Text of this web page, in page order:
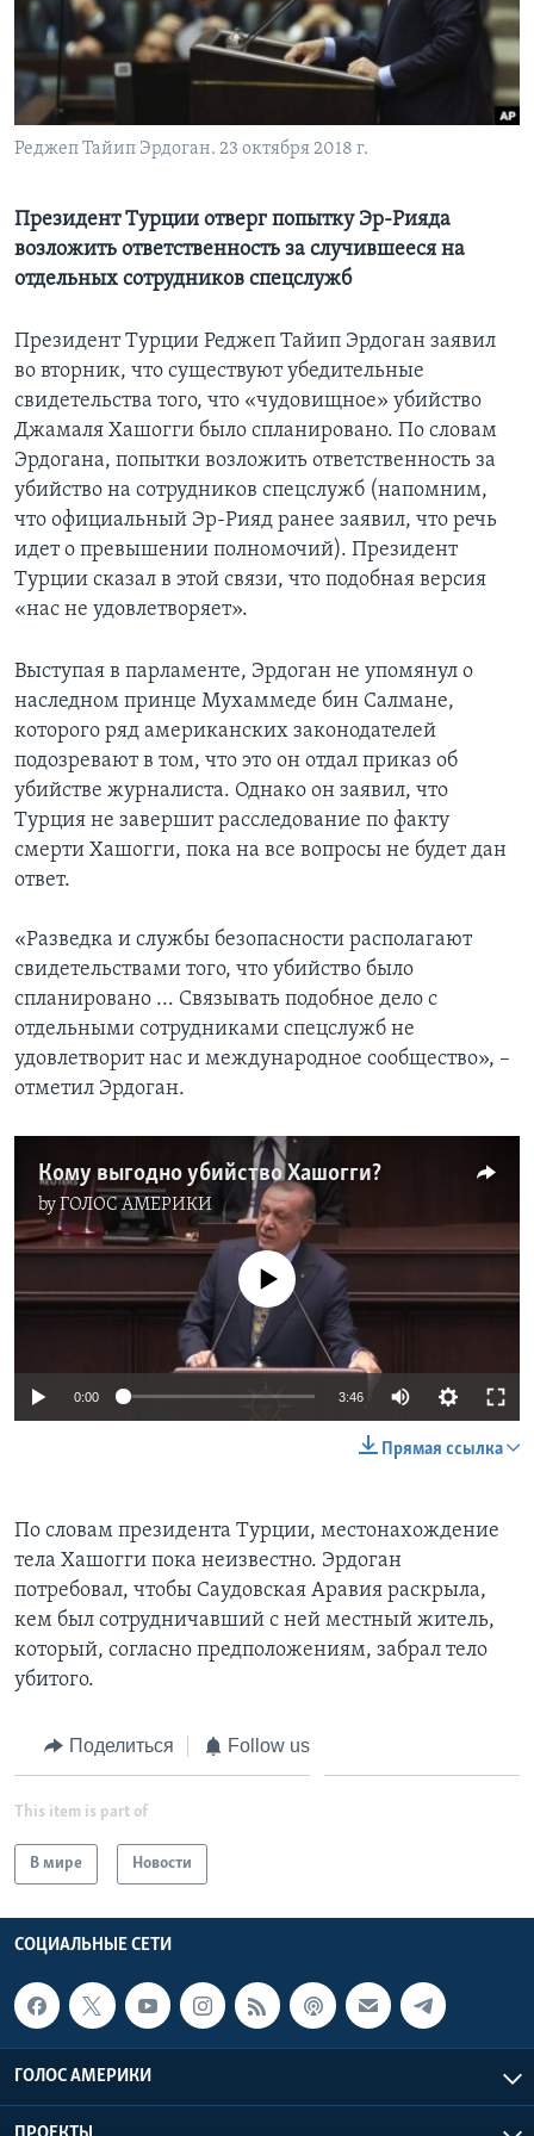
Learning English
СОЦИАЛЬНЫЕ СЕТИ
Языки
Реджеп Тайип Эрдоган. 23 октября 2018 г.
Президент Турции отверг попытку Эр-Рияда
возложить ответственность за случившееся на
отдельных сотрудников спецслужб
Президент Турции Реджеп Тайип Эрдоган заявил
во вторник, что существуют убедительные
свидетельства того, что «чудовищное» убийство
Джамаля Хашогги было спланировано. По словам
Эрдогана, попытки возложить ответственность за
убийство на сотрудников спецслужб (напомним,
что официальный Эр-Рияд ранее заявил, что речь
идет о превышении полномочий). Президент
Турции сказал в этой связи, что подобная версия
«нас не удовлетворяет».
Выступая в парламенте, Эрдоган не упомянул о
наследном принце Мухаммеде бин Салмане,
которого ряд американских законодателей
подозревают в том, что это он отдал приказ об
убийстве журналиста. Однако он заявил, что
Турция не завершит расследование по факту
смерти Хашогги, пока на все вопросы не будет дан
ответ.
«Разведка и службы безопасности располагают
свидетельствами того, что убийство было
спланировано ... Связывать подобное дело с
отдельными сотрудниками спецслужб не
удовлетворит нас и международное сообщество», –
отметил Эрдоган.
Кому выгодно убийство Хашогги?
byГОЛОС АМЕРИКИ
No media source currently available
0:00 3:46
Прямая ссылка
По словам президента Турции, местонахождение
тела Хашогги пока неизвестно. Эрдоган
потребовал, чтобы Саудовская Аравия раскрыла,
кем был сотрудничавший с ней местный житель,
который, согласно предположениям, забрал тело
убитого.
Поделиться Follow us
This item is part of
В мире Новости
СОЦИАЛЬНЫЕ СЕТИ
ГОЛОС АМЕРИКИ